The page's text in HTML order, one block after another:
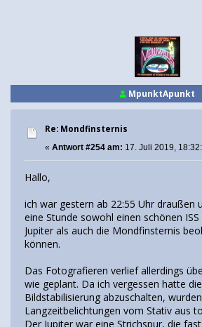
MpunktApunkt
Re: Mondfinsternis
« Antwort #254 am: 17. Juli 2019,
Hallo,
ich war gestern ab 22:55 Uhr draußen
eine Stunde sowohl einen schönen
Jupiter als auch die Mondfinsternis
können.
Das Fotografieren verlief allerdings
wie geplant. Da ich vergessen hatte
Bildstabilisierung abzuschalten,
Langzeitbelichtungen vom Stativ aus
Der Jupiter war eine Strichspur, die